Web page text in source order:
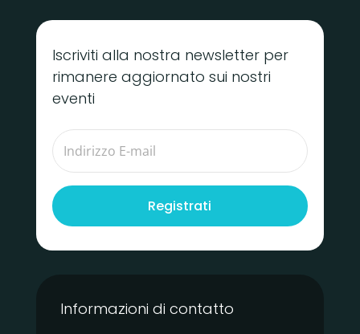
Iscriviti alla nostra newsletter per
rimanere aggiornato sui nostri
eventi
Registrati
Informazioni di contatto